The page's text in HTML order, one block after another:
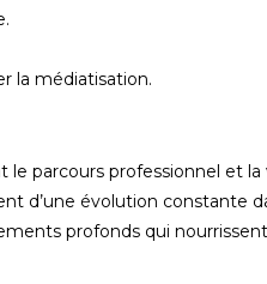
la médiatisation.
parcours professionnel et
d’une évolution constante
profonds qui